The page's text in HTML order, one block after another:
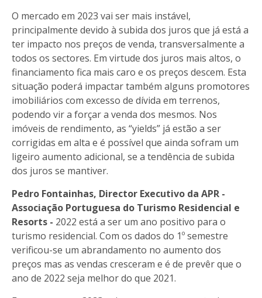
O mercado em 2023 vai ser mais instável,
principalmente devido à subida dos juros que já está a
ter impacto nos preços de venda, transversalmente a
todos os sectores. Em virtude dos juros mais altos, o
financiamento fica mais caro e os preços descem. Esta
situação poderá impactar também alguns promotores
imobiliários com excesso de dívida em terrenos,
podendo vir a forçar a venda dos mesmos. Nos
imóveis de rendimento, as “yields” já estão a ser
corrigidas em alta e é possível que ainda sofram um
ligeiro aumento adicional, se a tendência de subida
dos juros se mantiver.
Pedro Fontainhas, Director Executivo da APR -
Associação Portuguesa do Turismo Residencial e
Resorts - 2022 está a ser um ano positivo para o
turismo residencial. Com os dados do 1º semestre
verificou-se um abrandamento no aumento dos
preços mas as vendas cresceram e é de prevêr que o
ano de 2022 seja melhor do que 2021.